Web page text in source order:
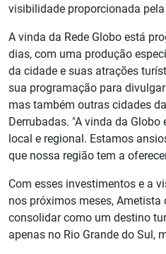
visibilidade proporcionada
A vinda da Rede Globo está
dias, com uma produção
da cidade e suas atrações
sua programação para
mas também outras cidades
Derrubadas. "A vinda da
local e regional. Estamos
que nossa região tem a
Com esses investimentos e a
nos próximos meses, Ametista
consolidar como um destino
apenas no Rio Grande do Sul,